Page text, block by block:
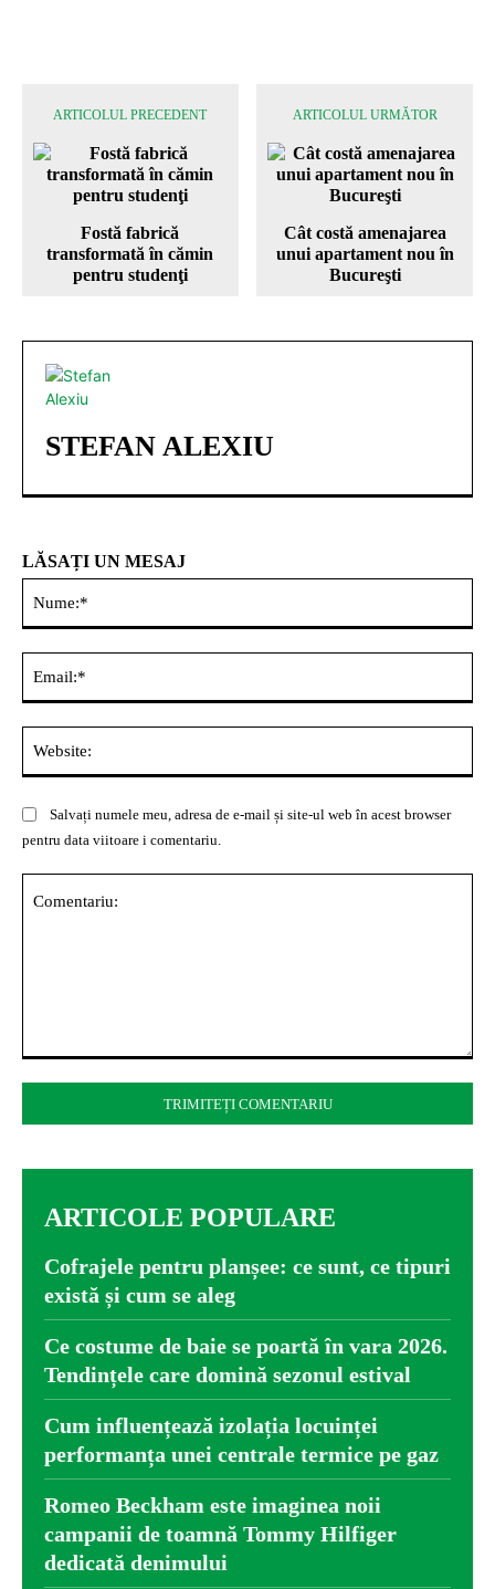
ARTICOLUL PRECEDENT
Fostă fabrică
transformată în cămin
pentru studenţi
ARTICOLUL URMĂTOR
Cât costă amenajarea
unui apartament nou în
Bucureşti
STEFAN ALEXIU
LĂSAȚI UN MESAJ
Salvați numele meu, adresa de e-mail și site-ul web în acest browser
pentru data viitoare i comentariu.
ARTICOLE POPULARE
Cofrajele pentru planșee: ce sunt, ce tipuri
există și cum se aleg
Ce costume de baie se poartă în vara 2026.
Tendințele care domină sezonul estival
Cum influențează izolația locuinței
performanța unei centrale termice pe gaz
Romeo Beckham este imaginea noii
campanii de toamnă Tommy Hilfiger
dedicată denimului